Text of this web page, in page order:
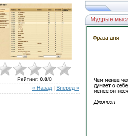
Рейтинг: 0.0/0
« Назад Вперед »
Мудрые